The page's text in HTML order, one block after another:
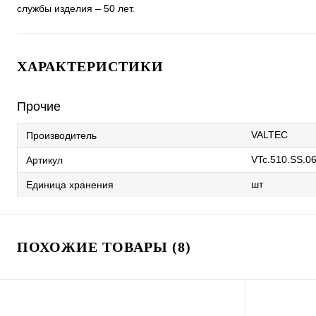
службы изделия – 50 лет.
ХАРАКТЕРИСТИКИ
Прочие
Производитель VALTEC
Артикул
Единица хранения шт
ПОХОЖИЕ ТОВАРЫ (8)